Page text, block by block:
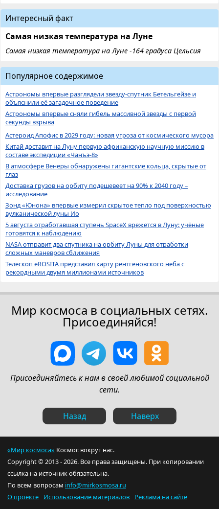
Интересный факт
Самая низкая температура на Луне
Самая низкая температура на Луне -164 градуса Цельсия
Популярное содержимое
Астрономы впервые разглядели звезду-спутник Бетельгейзе и
объяснили её загадочное поведение
Астрономы впервые сняли гибель массивной звезды с первой
секунды взрыва
Астероид Апофис в 2029 году: новая угроза от космического мусора
Китай доставит на Луну первую африканскую научную миссию в
составе экспедиции «Чанъэ-8»
В атмосфере Венеры обнаружены гигантские кольца, скрытые от
глаз
Доставка грузов на орбиту подешевеет на 90% к 2040 году –
исследование
Зонд «Юнона» впервые измерил скрытое тепло под поверхностью
вулканической луны Ио
5 августа отработавшая ступень SpaceX врежется в Луну: учёные
готовятся к наблюдению
NASA отправит два спутника на орбиту Луны для отработки
сложных маневров сближения
Телескоп eROSITA представил карту рентгеновского неба с
рекордными двумя миллионами источников
Мир космоса в социальных сетях.
Присоединяйся!
Присоединяйтесь к нам в своей любимой социальной
сети.
Назад Наверх
«Мир космоса» Космос вокруг нас.
Copyright © 2013 - 2026. Все права защищены. При копировании
ссылка на источник обязательна.
По всем вопросам info@mirkosmosa.ru
О проекте
Использование материалов Реклама на сайте